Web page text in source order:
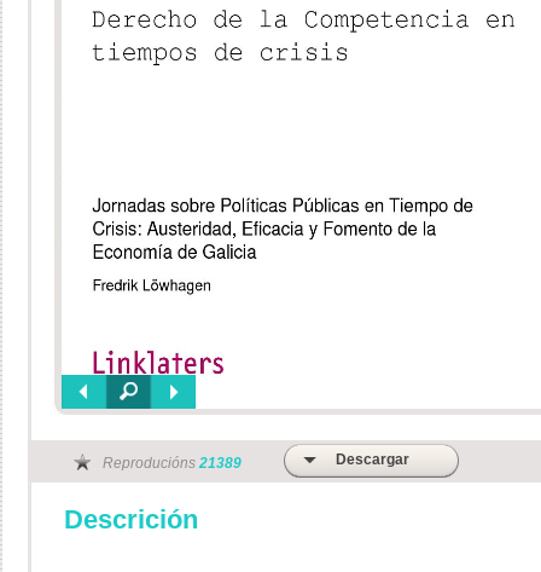
Reproducións 21389 Descargar
Descrición